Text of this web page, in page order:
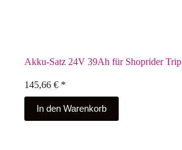
Akku-Satz 24V 39Ah für Shoprider Trip
145,66 € *
In den Warenkorb